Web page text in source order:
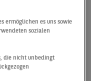
innehatte, wurde in
an die Logistik-
Mrd. €). Der im
größte
das Konto der
Indiz für den
zu werten ist.
ermöglichen es uns sowie
sozialen
die nicht unbedingt